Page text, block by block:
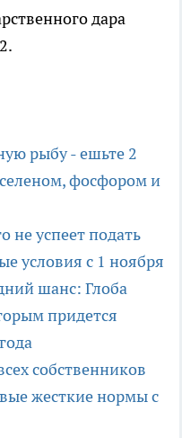
дара
рыбу - ешьте 2
фосфором и
не успеет подать
условия с 1 ноября
шанс: Глоба
придется
собственников
жесткие нормы с